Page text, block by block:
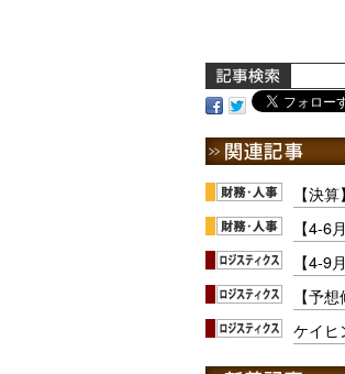
【決
【4-6
【4-9
【予
ケイヒ